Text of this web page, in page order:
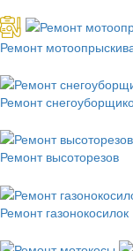
Ремонт
Ремонт
Ремонт высоторезов
Ремонт газонокосилок